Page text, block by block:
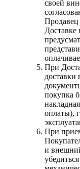
своей
Продавец
Доставке
При
доставки
покупка
оплаты),
При
и